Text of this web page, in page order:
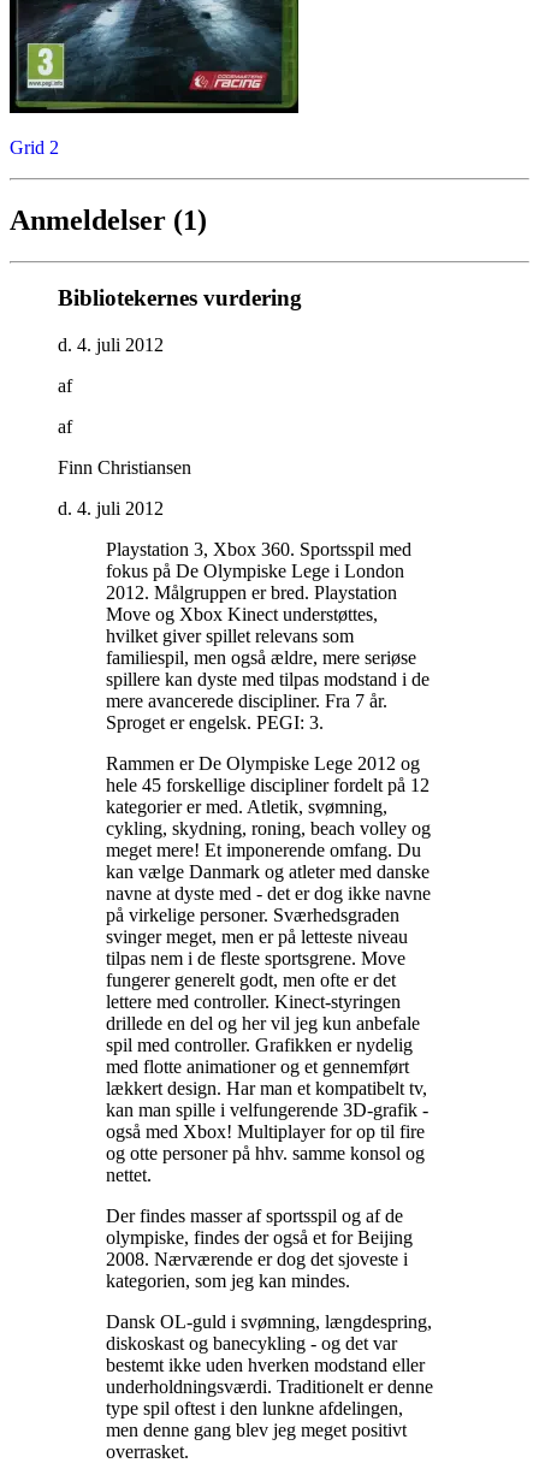
Grid 2
Anmeldelser (1)
Bibliotekernes vurdering
d. 4. juli 2012
af
af
Finn Christiansen
d. 4. juli 2012
Playstation 3, Xbox 360. Sportsspil med
fokus på De Olympiske Lege i London
2012. Målgruppen er bred. Playstation
Move og Xbox Kinect understøttes,
hvilket giver spillet relevans som
familiespil, men også ældre, mere seriøse
spillere kan dyste med tilpas modstand i de
mere avancerede discipliner. Fra 7 år.
Sproget er engelsk. PEGI: 3.
Rammen er De Olympiske Lege 2012 og
hele 45 forskellige discipliner fordelt på 12
kategorier er med. Atletik, svømning,
cykling, skydning, roning, beach volley og
meget mere! Et imponerende omfang. Du
kan vælge Danmark og atleter med danske
navne at dyste med - det er dog ikke navne
på virkelige personer. Sværhedsgraden
svinger meget, men er på letteste niveau
tilpas nem i de fleste sportsgrene. Move
fungerer generelt godt, men ofte er det
lettere med controller. Kinect-styringen
drillede en del og her vil jeg kun anbefale
spil med controller. Grafikken er nydelig
med flotte animationer og et gennemført
lækkert design. Har man et kompatibelt tv,
kan man spille i velfungerende 3D-grafik -
også med Xbox! Multiplayer for op til fire
og otte personer på hhv. samme konsol og
nettet.
Der findes masser af sportsspil og af de
olympiske, findes der også et for Beijing
2008. Nærværende er dog det sjoveste i
kategorien, som jeg kan mindes.
Dansk OL-guld i svømning, længdespring,
diskoskast og banecykling - og det var
bestemt ikke uden hverken modstand eller
underholdningsværdi. Traditionelt er denne
type spil oftest i den lunkne afdelingen,
men denne gang blev jeg meget positivt
overrasket.